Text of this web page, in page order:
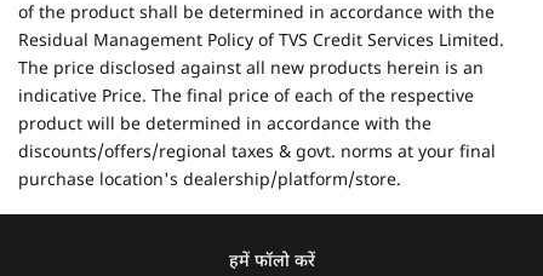
of the product shall be determined in accordance with the
Residual Management Policy of TVS Credit Services Limited.
The price disclosed against all new products herein is an
indicative Price. The final price of each of the respective
product will be determined in accordance with the
discounts/offers/regional taxes & govt. norms at your final
purchase location's dealership/platform/store.
हमें फॉलो करें